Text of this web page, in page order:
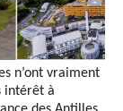
n’ont vraiment
intérêt à